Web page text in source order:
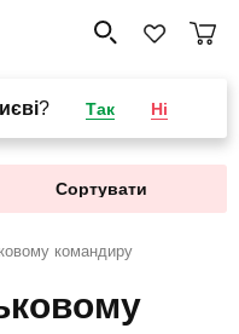
? Так Ні
Сортувати
командиру